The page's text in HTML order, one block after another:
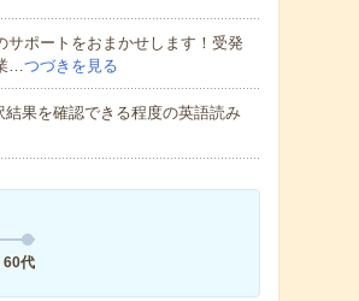
ポートをおまかせします！受発
…つづきを見る
果を確認できる程度の英語読み
60代